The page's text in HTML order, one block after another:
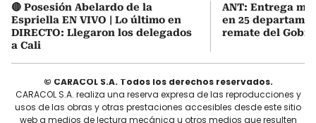
🔴 Posesión Abelardo de la
Espriella EN VIVO | Lo último en
DIRECTO: Llegaron los delegados
a Cali
ANT: Entrega
en 25
remate del
© CARACOL S.A. Todos los derechos reservados.
CARACOL S.A. realiza una reserva expresa de las reproducciones y
usos de las obras y otras prestaciones accesibles desde este sitio
web a medios de lectura mecánica u otros medios que resulten